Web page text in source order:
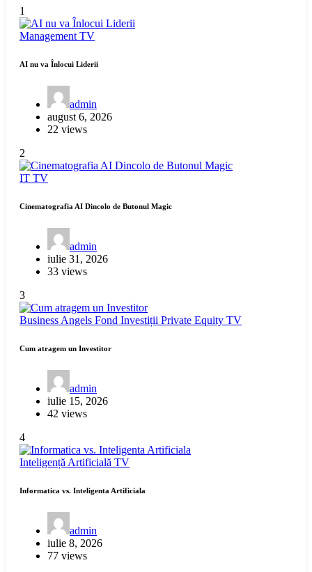
1
Management TV
AI nu va Înlocui Liderii
admin
august 6, 2026
22 views
2
IT TV
Cinematografia AI Dincolo de Butonul Magic
admin
iulie 31, 2026
33 views
3
Business Angels Fond Investiții Private Equity TV
Cum atragem un Investitor
admin
iulie 15, 2026
42 views
4
Inteligență Artificială TV
Informatica vs. Inteligenta Artificiala
admin
iulie 8, 2026
77 views